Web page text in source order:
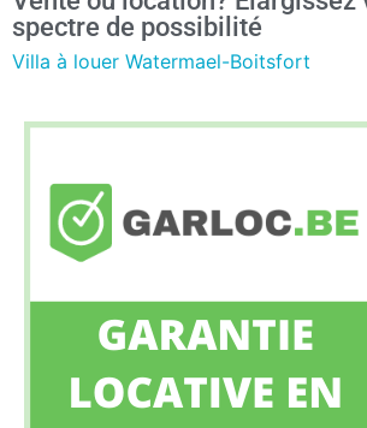
spectre de possibilité
Villa à louer Watermael-Boitsfort